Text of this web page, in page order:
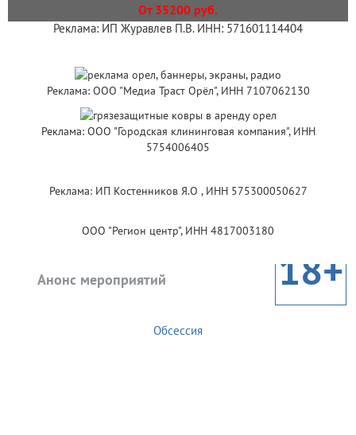
От 35200 руб.
Реклама: ИП Журавлев П.В. ИНН: 571601114404
Реклама: ООО "Медиа Траст Орёл", ИНН 7107062130
Реклама: ООО "Городская клининговая компания", ИНН
5754006405
Реклама: ИП Костенников Я.О , ИНН 575300050627
ООО "Регион центр", ИНН 4817003180
Анонс мероприятий 18+
Обсессия